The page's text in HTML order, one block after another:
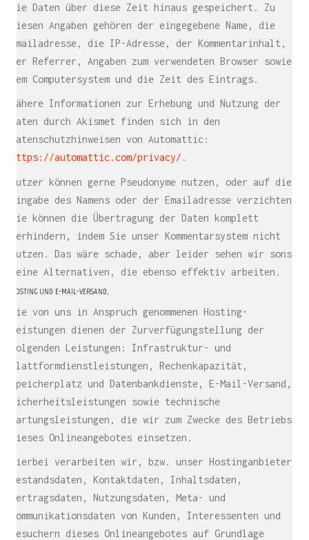
die Daten über diese Zeit hinaus gespeichert. Zu
diesen Angaben gehören der eingegebene Name, die
Emailadresse, die IP-Adresse, der Kommentarinhalt,
der Referrer, Angaben zum verwendeten Browser sowie
dem Computersystem und die Zeit des Eintrags.
Nähere Informationen zur Erhebung und Nutzung der
Daten durch Akismet finden sich in den
Datenschutzhinweisen von Automattic:
https://automattic.com/privacy/ .
Nutzer können gerne Pseudonyme nutzen, oder auf die
Eingabe des Namens oder der Emailadresse verzichten.
Sie können die Übertragung der Daten komplett
verhindern, indem Sie unser Kommentarsystem nicht
nutzen. Das wäre schade, aber leider sehen wir sonst
keine Alternativen, die ebenso effektiv arbeiten.
HOSTING UND E-MAIL-VERSAND,
Die von uns in Anspruch genommenen Hosting-
Leistungen dienen der Zurverfügungstellung der
folgenden Leistungen: Infrastruktur- und
Plattformdienstleistungen, Rechenkapazität,
Speicherplatz und Datenbankdienste, E-Mail-Versand,
Sicherheitsleistungen sowie technische
Wartungsleistungen, die wir zum Zwecke des Betriebs
dieses Onlineangebotes einsetzen.
Hierbei verarbeiten wir, bzw. unser Hostinganbieter
Bestandsdaten, Kontaktdaten, Inhaltsdaten,
Vertragsdaten, Nutzungsdaten, Meta- und
Kommunikationsdaten von Kunden, Interessenten und
Besuchern dieses Onlineangebotes auf Grundlage